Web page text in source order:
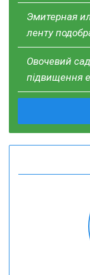
Эмитерная
ленту
Овочевий
підвищення